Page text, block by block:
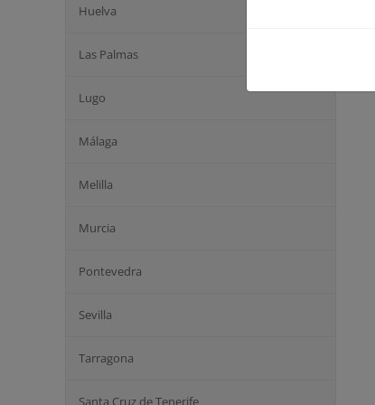
Huelva
Las Palmas
Lugo
Málaga
Melilla
Murcia
Pontevedra
Sevilla
Tarragona
Santa Cruz de Tenerife